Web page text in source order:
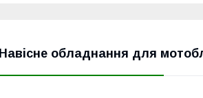
Навісне обладнання для